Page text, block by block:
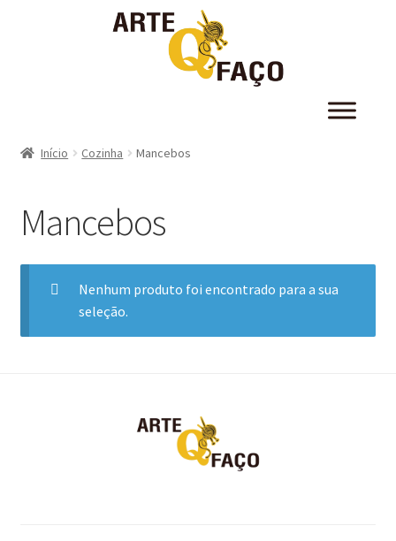
Início Cozinha Mancebos
Mancebos
Nenhum produto foi encontrado para a sua
seleção.